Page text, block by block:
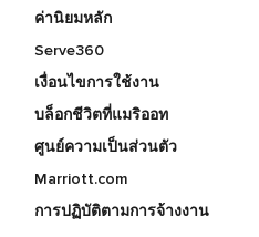
ค่านิยมหลัก
Serve360
เงื่อนไขการใช้งาน
บล็อกชีวิตที่แมริออท
ศูนย์ความเป็นส่วนตัว
Marriott.com
การปฏิบัติตามการจ้างงาน